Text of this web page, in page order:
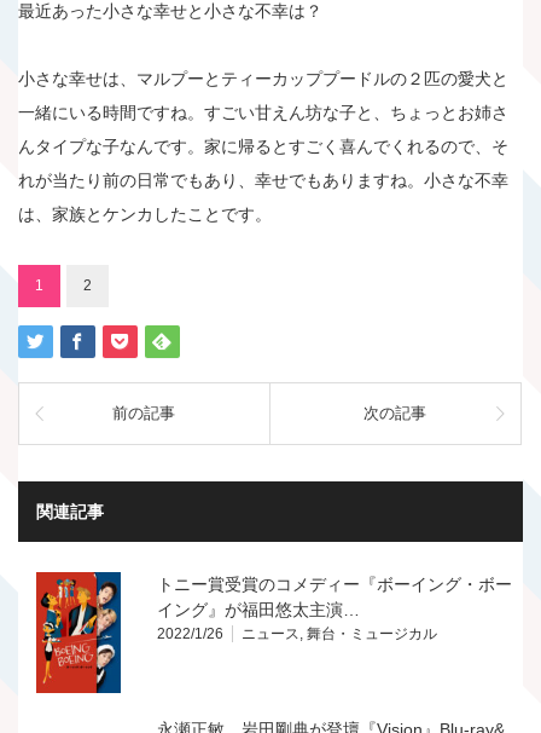
最近あった小さな幸せと小さな不幸は？
小さな幸せは、マルプーとティーカッププードルの２匹の愛犬と
一緒にいる時間ですね。すごい甘えん坊な子と、ちょっとお姉さ
んタイプな子なんです。家に帰るとすごく喜んでくれるので、そ
れが当たり前の日常でもあり、幸せでもありますね。小さな不幸
は、家族とケンカしたことです。
1 2
前の記事 次の記事
関連記事
トニー賞受賞のコメディー『ボーイング・ボー
イング』が福田悠太主演…
2022/1/26 ニュース, 舞台・ミュージカル